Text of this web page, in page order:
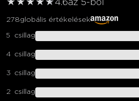
★ ★ ★ ★ ★
★4.6az 5-ből
278globális értékelések
5 csillag
4 csillag
3 csillag
2 csillag